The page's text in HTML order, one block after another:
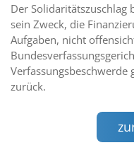
Der Solidaritätszuschlag
sein Zweck, die
Aufgaben, nicht
Verfassungsbeschwerde
zurück.